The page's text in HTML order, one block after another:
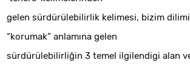
gelen sürdürülebilirlik kelimesi, bizim
“korumak” anlamına gelen
sürdürülebilirliğin 3 temel ilgilendigi alan